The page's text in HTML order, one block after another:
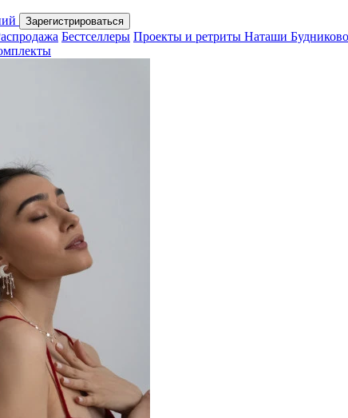
Зарегистрироваться
Бестселлеры Проекты и ретриты Наташи